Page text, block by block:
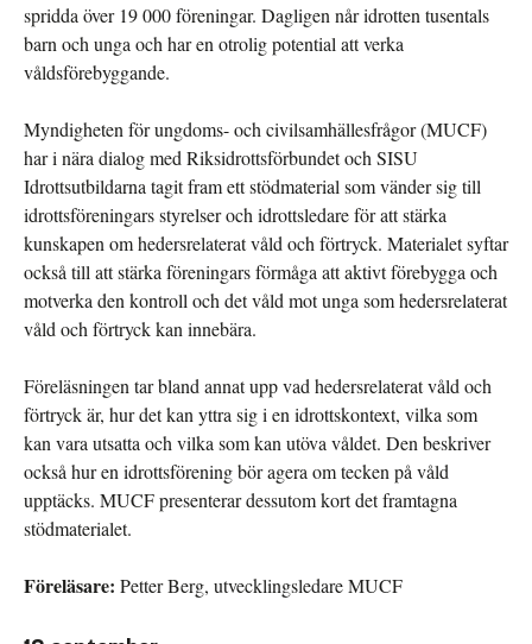
spridda över 19 000 föreningar. Dagligen når idrotten tusentals
barn och unga och har en otrolig potential att verka
våldsförebyggande.
Myndigheten för ungdoms- och civilsamhällesfrågor (MUCF)
har i nära dialog med Riksidrottsförbundet och SISU
Idrottsutbildarna tagit fram ett stödmaterial som vänder sig till
idrottsföreningars styrelser och idrottsledare för att stärka
kunskapen om hedersrelaterat våld och förtryck. Materialet syftar
också till att stärka föreningars förmåga att aktivt förebygga och
motverka den kontroll och det våld mot unga som hedersrelaterat
våld och förtryck kan innebära.
Föreläsningen tar bland annat upp vad hedersrelaterat våld och
förtryck är, hur det kan yttra sig i en idrottskontext, vilka som
kan vara utsatta och vilka som kan utöva våldet. Den beskriver
också hur en idrottsförening bör agera om tecken på våld
upptäcks. MUCF presenterar dessutom kort det framtagna
stödmaterialet.
Föreläsare: Petter Berg, utvecklingsledare MUCF